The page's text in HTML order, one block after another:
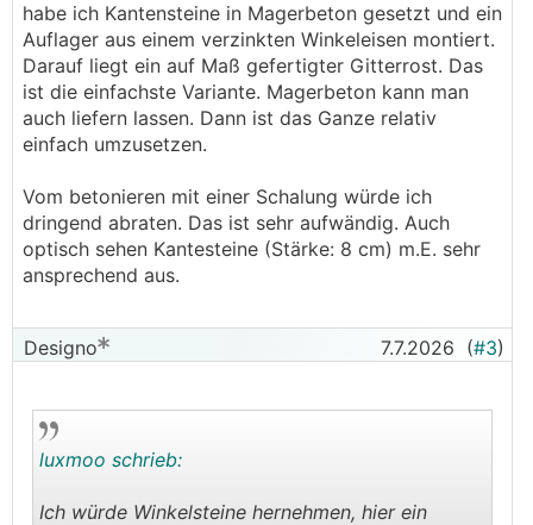
habe ich Kantensteine in Magerbeton gesetzt und ein
Auflager aus einem verzinkten Winkeleisen montiert.
Darauf liegt ein auf Maß gefertigter Gitterrost. Das
ist die einfachste Variante. Magerbeton kann man
auch liefern lassen. Dann ist das Ganze relativ
einfach umzusetzen.
Vom betonieren mit einer Schalung würde ich
dringend abraten. Das ist sehr aufwändig. Auch
optisch sehen Kantesteine (Stärke: 8 cm) m.E. sehr
ansprechend aus.
Designo 7.7.2026 (#3)
luxmoo schrieb:
Ich würde Winkelsteine hernehmen, hier ein